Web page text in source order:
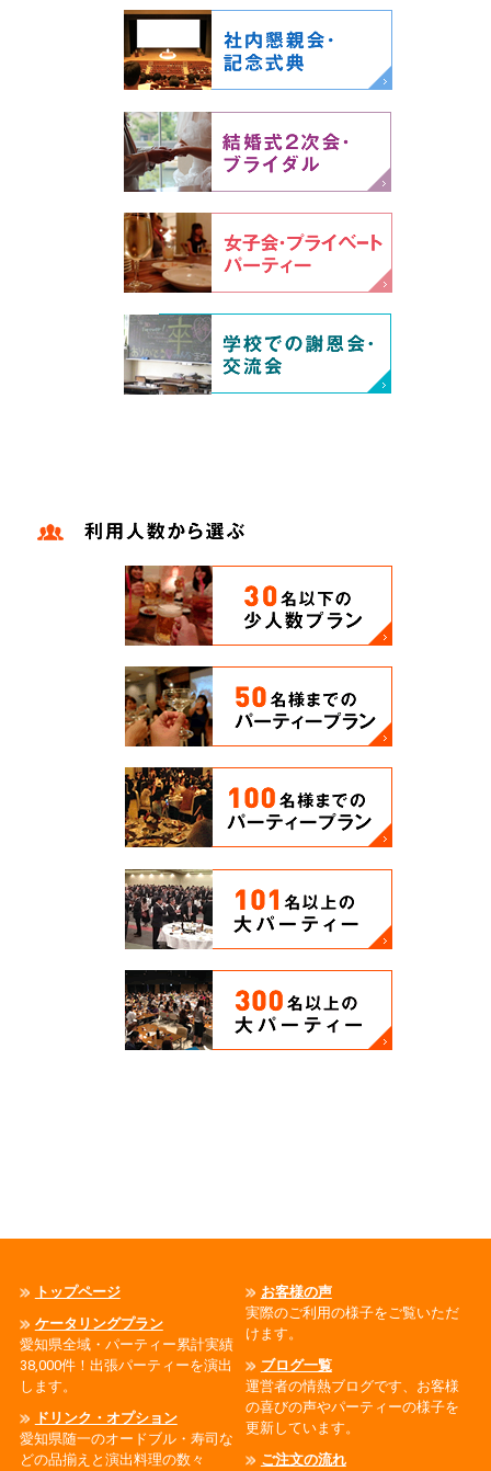
トップページ
ケータリングプラン
愛知県全域・パーティー累計実績
38,000件！出張パーティーを演出
します。
ドリンク・オプション
愛知県随一のオードブル・寿司な
どの品揃えと演出料理の数々
お客様の声
実際のご利用の様子をご覧いただ
けます。
ブログ一覧
運営者の情熱ブログです、お客様
の喜びの声やパーティーの様子を
更新しています。
ご注文の流れ